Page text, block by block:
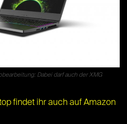
Dabei darf auch der XMG
findet ihr auch auf Amazon